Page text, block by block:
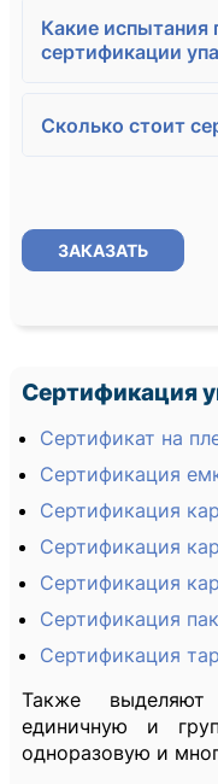
Какие испытания
сертификации
Сколько стоит
ЗАКАЗАТЬ
Сертификация
Сертификат на
Сертификация
Сертификация
Сертификация
Сертификация
Сертификация
Сертификация
Также
единичную и
одноразовую и